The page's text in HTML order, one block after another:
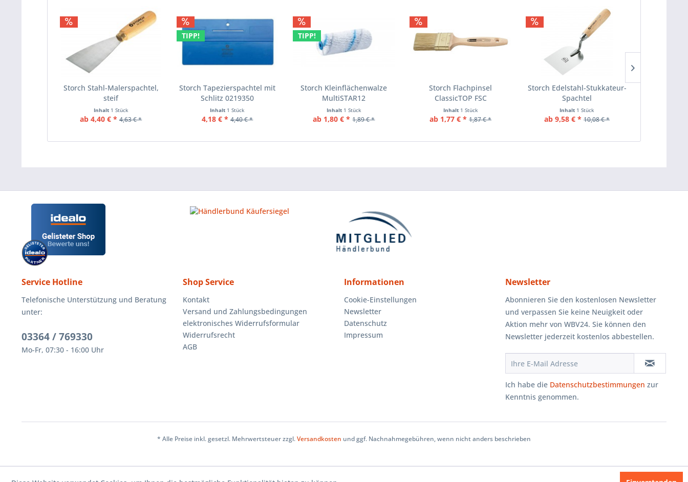
Storch Stahl-Malerspachtel,
steif
Inhalt 1 Stück
ab 4,40 € * 4,63 € *
TIPP!
Storch Tapezierspachtel mit
Schlitz 0219350
Inhalt 1 Stück
4,18 € * 4,40 € *
TIPP!
Storch Kleinflächenwalze
MultiSTAR12
Inhalt 1 Stück
ab 1,80 € * 1,89 € *
Storch Flachpinsel
ClassicTOP FSC
Inhalt 1 Stück
ab 1,77 € * 1,87 € *
Storch Edelstahl-Stukkateur-
Spachtel
Inhalt 1 Stück
ab 9,58 € * 10,08 € *
Service Hotline
Telefonische Unterstützung und Beratung
unter:
03364 / 769330
Mo-Fr, 07:30 - 16:00 Uhr
Shop Service
Kontakt
Versand und Zahlungsbedingungen
elektronisches Widerrufsformular
Widerrufsrecht
AGB
Informationen
Cookie-Einstellungen
Newsletter
Datenschutz
Impressum
Newsletter
Abonnieren Sie den kostenlosen Newsletter
und verpassen Sie keine Neuigkeit oder
Aktion mehr von WBV24. Sie können den
Newsletter jederzeit kostenlos abbestellen.
Ich habe die Datenschutzbestimmungen zur
Kenntnis genommen.
* Alle Preise inkl. gesetzl. Mehrwertsteuer zzgl.Versandkosten und ggf. Nachnahmegebühren, wenn nicht anders beschrieben